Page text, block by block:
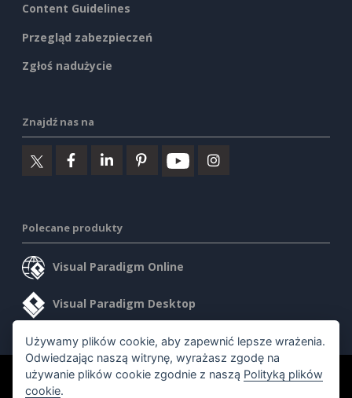
Content Guidelines
Przegląd zabezpieczeń
Zgłoś nadużycie
Znajdź nas na
Polecane produkty
Visual Paradigm Online
Visual Paradigm Desktop
©2026 by Visual Paradigm. Wszelkie prawa zastrzeżone.
Używamy plików cookie, aby zapewnić lepsze wrażenia.
Odwiedzając naszą witrynę, wyrażasz zgodę na
używanie plików cookie zgodnie z naszą Polityką plików
cookie.